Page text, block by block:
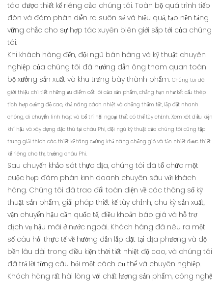
táo được thiết kế riêng của chúng tôi. Toàn bộ quá trình tiếp
đón và đàm phán diễn ra suôn sẻ và hiệu quả, tạo nền tảng
vững chắc cho sự hợp tác xuyên biên giới sắp tới của chúng
tôi.
Khi khách hàng đến, đội ngũ bán hàng và kỹ thuật chuyên
nghiệp của chúng tôi đã hướng dẫn ông tham quan toàn
bộ xưởng sản xuất và khu trưng bày thành phẩm. Chúng tôi đã
giới thiệu chi tiết những ưu điểm cốt lõi của sản phẩm, chẳng hạn như kết cấu thép
tích hợp cường độ cao, khả năng cách nhiệt và chống thấm tốt, lắp đặt nhanh
chóng, di chuyển linh hoạt và bố trí nội ngoại thất có thể tùy chỉnh. Xem xét điều kiện
khí hậu và xây dựng đặc thù tại châu Phi, đội ngũ kỹ thuật của chúng tôi cũng tập
trung giải thích các thiết kế tăng cường khả năng chống gió và tản nhiệt được thiết
kế riêng cho thị trường châu Phi.
Sau chuyến khảo sát thực địa, chúng tôi đã tổ chức một
cuộc họp đàm phán kinh doanh chuyên sâu với khách
hàng. Chúng tôi đã trao đổi toàn diện về các thông số kỹ
thuật sản phẩm, giải pháp thiết kế tùy chỉnh, chu kỳ sản xuất,
vận chuyển hậu cần quốc tế, điều khoản báo giá và hỗ trợ
dịch vụ hậu mãi ở nước ngoài. Khách hàng đã nêu ra một
số câu hỏi thực tế về hướng dẫn lắp đặt tại địa phương và độ
bền lâu dài trong điều kiện thời tiết nhiệt độ cao, và chúng tôi
đã trả lời từng câu hỏi một cách cụ thể và chuyên nghiệp.
Khách hàng rất hài lòng với chất lượng sản phẩm, công nghệ